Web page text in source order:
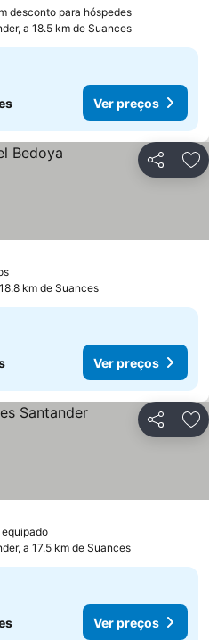
desconto para hóspedesVer preços
a 18.5 km de Suances
Ver preços
Partilhar
Ver preços
km de Suances
Ver preços
Partilhar
Ver preços
a 17.5 km de Suances
Ver preços